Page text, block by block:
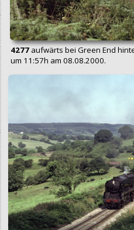
4277 aufwärts bei Green End
um 11:57h am 08.08.2000.